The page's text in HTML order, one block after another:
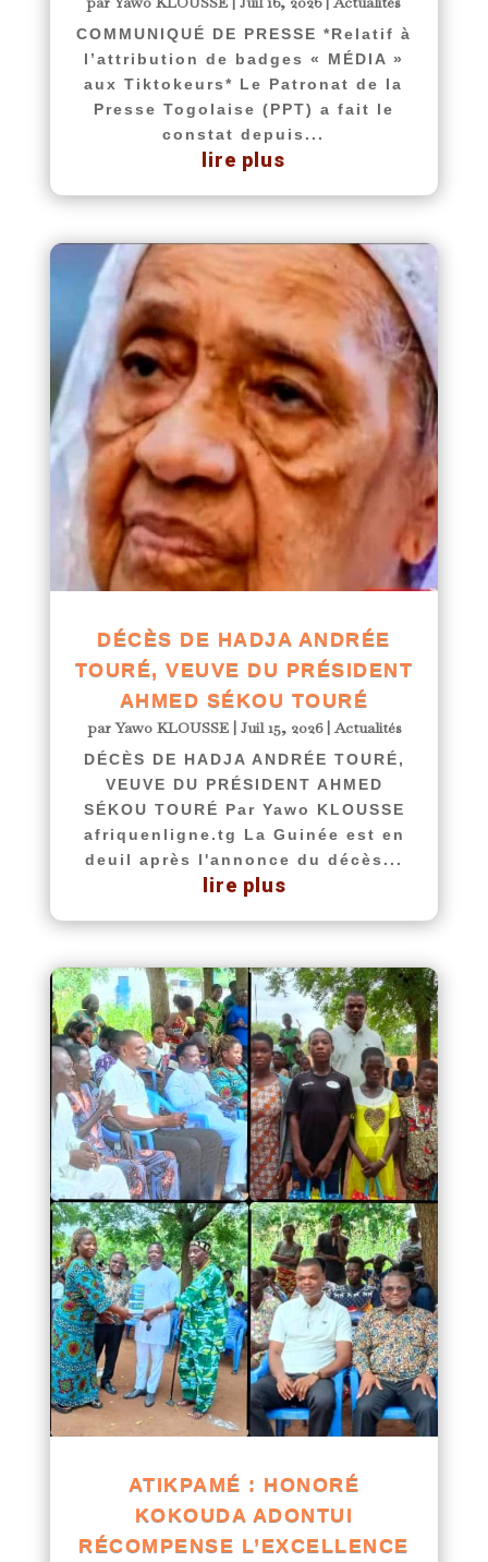
COMMUNIQUÉ DE PRESSE *Relatif à
l’attribution de badges « MÉDIA »
aux Tiktokeurs* Le Patronat de la
Presse Togolaise (PPT) a fait le
constat depuis...
lire plus
DÉCÈS DE HADJA ANDRÉE
TOURÉ, VEUVE DU PRÉSIDENT
AHMED SÉKOU TOURÉ
parYawo KLOUSSE| Juil 15, 2026|Actualités
DÉCÈS DE HADJA ANDRÉE TOURÉ,
VEUVE DU PRÉSIDENT AHMED
SÉKOU TOURÉ Par Yawo KLOUSSE
afriquenligne.tg La Guinée est en
deuil après l'annonce du décès...
lire plus
ATIKPAMÉ : HONORÉ
KOKOUDA ADONTUI
RÉCOMPENSE L’EXCELLENCE